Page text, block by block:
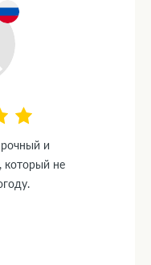
и
который не